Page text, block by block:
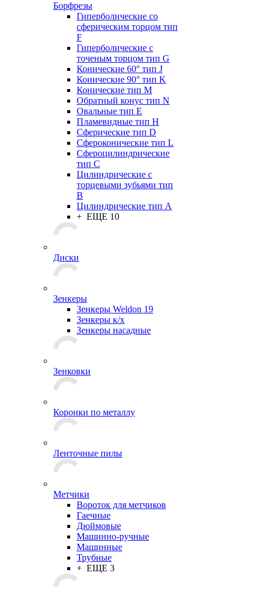
Борфрезы
Гиперболические cо
сферическим торцом тип
F
Гиперболические с
точеным торцом тип G
Конические 60° тип J
Конические 90° тип K
Конические тип M
Обратный конус тип N
Овальные тип E
Пламевидные тип H
Сферические тип D
Сфероконические тип L
Сфероцилиндрические
тип C
Цилиндрические с
торцевыми зубьями тип
B
Цилиндрические тип А
+ ЕЩЕ 10
Диски
Зенкеры
Зенкеры Weldon 19
Зенкеры к/х
Зенкеры насадные
Зенковки
Коронки по металлу
Ленточные пилы
Метчики
Вороток для метчиков
Гаечные
Дюймовые
Машинно-ручные
Машинные
Трубные
+ ЕЩЕ 3